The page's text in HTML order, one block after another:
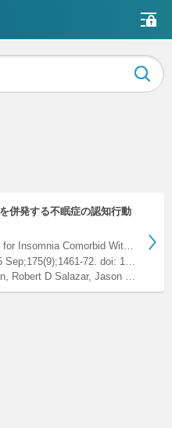
併発する不眠症の認知行動
Cognitive Behavioral Therapy for Insomnia Comorbid With Psyc…
JAMA internal medicine. 2015 Sep;175(9);1461-72. doi: 10.1001/jamainternmed.2015.3006.
Jade Q Wu, Erica R Appleman, Robert D Salazar, Jason C Ong